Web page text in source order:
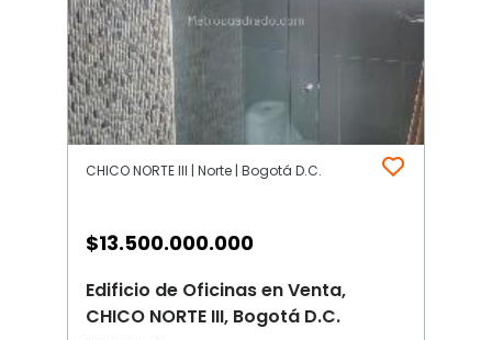
CHICO NORTE III | Norte | Bogotá D.C.
$13.500.000.000
Edificio de Oficinas en Venta,
CHICO NORTE III, Bogotá D.C.